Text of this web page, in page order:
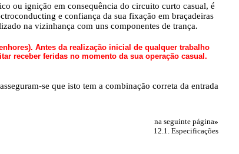
ou ignição em consequência do circuito curto casual, é
e confiança da sua fixação em braçadeiras
na vizinhança com uns componentes de trança.
Antes da realização inicial de qualquer trabalho
receber feridas no momento da sua operação casual.
se que isto tem a combinação correta da entrada
na seguinte página»
12.1. Especificações